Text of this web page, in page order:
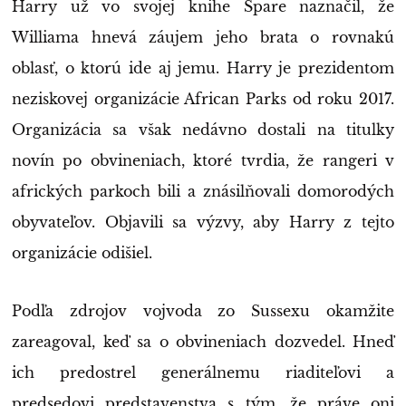
Harry už vo svojej knihe Spare naznačil, že
Williama hnevá záujem jeho brata o rovnakú
oblasť, o ktorú ide aj jemu. Harry je prezidentom
neziskovej organizácie African Parks od roku 2017.
Organizácia sa však nedávno dostali na titulky
novín po obvineniach, ktoré tvrdia, že rangeri v
afrických parkoch bili a znásilňovali domorodých
obyvateľov. Objavili sa výzvy, aby Harry z tejto
organizácie odišiel.
Podľa zdrojov vojvoda zo Sussexu okamžite
zareagoval, keď sa o obvineniach dozvedel. Hneď
ich predostrel generálnemu riaditeľovi a